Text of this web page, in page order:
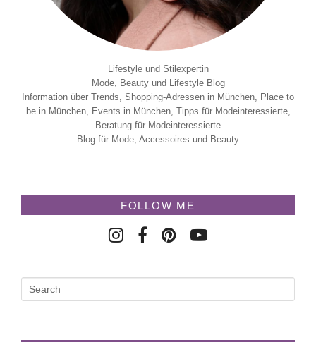
Lifestyle und Stilexpertin
Mode, Beauty und Lifestyle Blog
Information über Trends, Shopping-Adressen in München, Place to
be in München, Events in München, Tipps für Modeinteressierte,
Beratung für Modeinteressierte
Blog für Mode, Accessoires und Beauty
FOLLOW ME